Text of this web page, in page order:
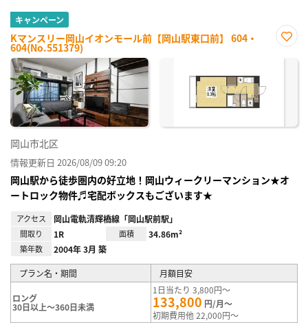
キャンペーン
Kマンスリー岡山イオンモール前【岡山駅東口前】 604・
604(No.551379)
に入
岡山市北区
情報更新日 2026/08/09 09:20
岡山駅から徒歩圏内の好立地！岡山ウィークリーマンション★オ
ートロック物件♬宅配ボックスもございます★
アクセス 岡山電軌清輝橋線「岡山駅前駅」
間取り 1R 面積 34.86m²
築年数 2004年 3月 築
プラン名・期間 月額目安
ロング
30日以上～360日未満
1日当たり 3,800円～
133,800 円/月～
初期費用他 22,000円～